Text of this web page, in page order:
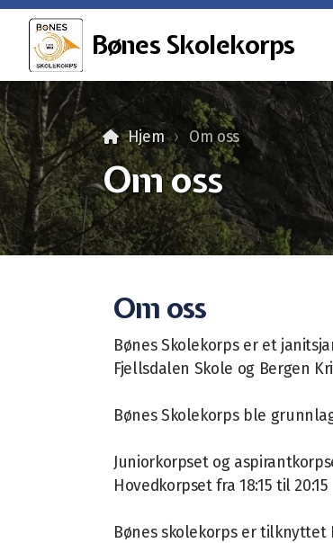
Bønes Skolekorps
Hjem Om oss
Om oss
Om oss
Bønes Skolekorps er et
Fjellsdalen Skole og Bergen
Bønes Skolekorps ble
Juniorkorpset og
Hovedkorpset fra 18:15 til 20:15
Bønes skolekorps er tilknyttet